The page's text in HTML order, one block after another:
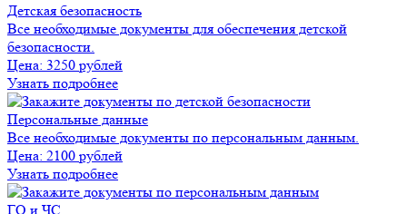
Детская безопасность
Все необходимые документы для обеспечения детской
безопасности.
Цена: 3250 рублей
Узнать подробнее
Персональные данные
Все необходимые документы по персональным данным.
Цена: 2100 рублей
Узнать подробнее
ГО и ЧС